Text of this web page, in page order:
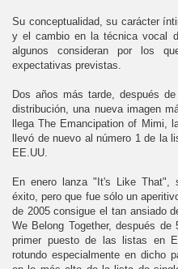
Su conceptualidad, su carácter
y el cambio en la técnica vocal
algunos consideran por los
expectativas previstas.
Dos años más tarde, después
distribución, una nueva imagen
llega The Emancipation of Mimi,
llevó de nuevo al número 1 de la
EE.UU.
En enero lanza "It's Like That",
éxito, pero que fue sólo un
de 2005 consigue el tan ansiado
We Belong Together, después
primer puesto de las listas en
rotundo especialmente en dicho